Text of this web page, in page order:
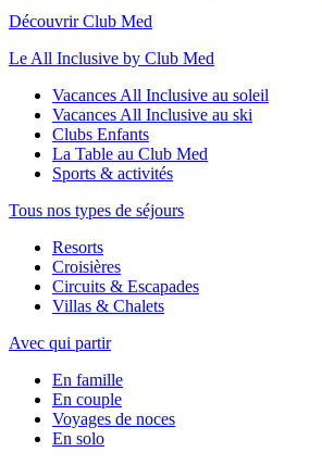
Découvrir Club Med
Le All Inclusive by Club Med
Vacances All Inclusive au soleil
Vacances All Inclusive au ski
Clubs Enfants
La Table au Club Med
Sports & activités
Tous nos types de séjours
Resorts
Croisières
Circuits & Escapades
Villas & Chalets
Avec qui partir
En famille
En couple
Voyages de noces
En solo